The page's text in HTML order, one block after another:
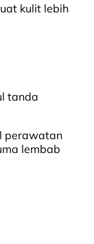
kulit lebih
tanda
perawatan
lembab